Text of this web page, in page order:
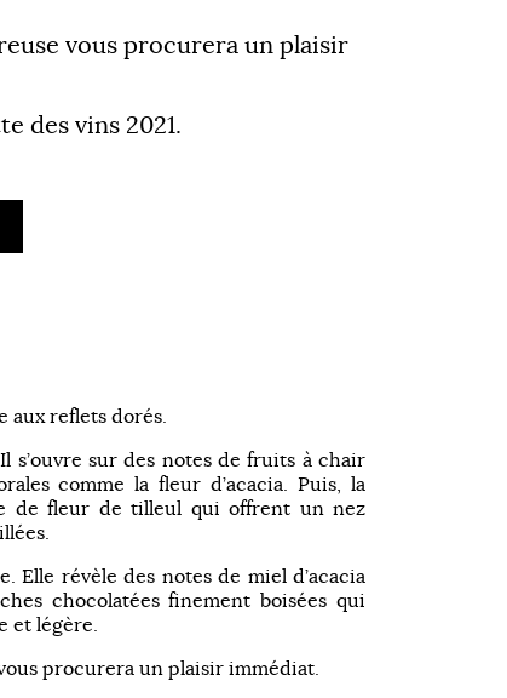
vous procurera un plaisir
des vins 2021.
aux reflets dorés.
sur des notes de fruits à chair
comme la fleur d’acacia. Puis, la
de fleur de tilleul qui offrent un nez
Elle révèle des notes de miel d’acacia
chocolatées finement boisées qui
et légère.
procurera un plaisir immédiat.